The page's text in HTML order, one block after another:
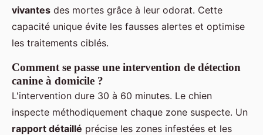
vivantes des mortes grâce à leur odorat. Cette
capacité unique évite les fausses alertes et optimise
les traitements ciblés.
Comment se passe une intervention de détection
canine à domicile ?
L'intervention dure 30 à 60 minutes. Le chien
inspecte méthodiquement chaque zone suspecte. Un
rapport détaillé précise les zones infestées et les